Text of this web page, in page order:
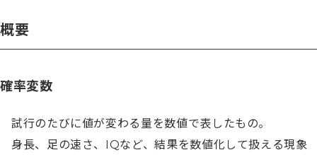
概要
確率変数
試行のたびに値が変わる量を数値で表したもの。
身長、足の速さ、IQなど、結果を数値化して扱える現象